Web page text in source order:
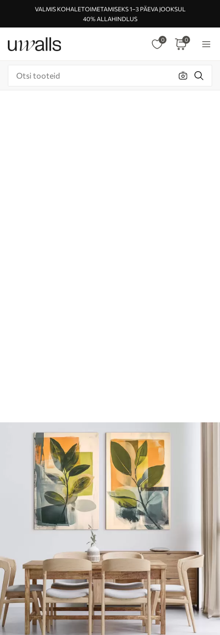
VALMIS KOHALETOIMETAMISEKS 1–3 PÄEVA JOOKSUL
40% ALLAHINDLUS
0 0